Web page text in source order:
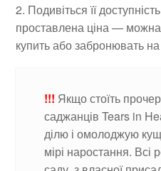
2. Подивіться її
проставлена ціна —
купить або забронювать
!!! Якщо стоїть
саджанців Tears in
ділю і омолоджую
мірі наростання.